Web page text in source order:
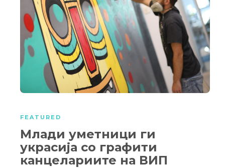
FEATURED
Млади уметници ги
украсија со графити
канцелариите на ВИП